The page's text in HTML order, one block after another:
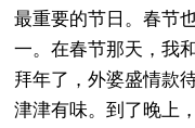
最重要的节日。春节
一。在春节那天，我
拜年了，外婆盛情款
津津有味。到了晚上